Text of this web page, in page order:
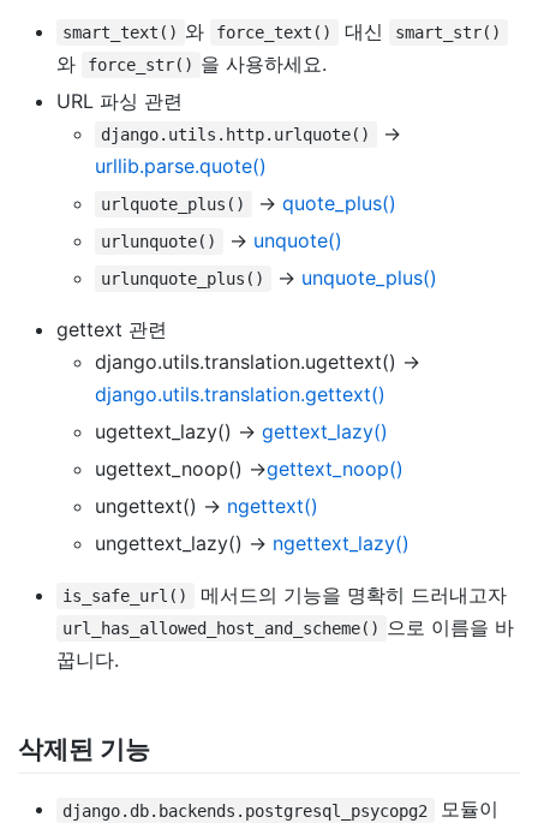
smart_text() 와 force_text() 대신 smart_str()
와 force_str() 을 사용하세요.
URL 파싱 관련
django.utils.http.urlquote()
->
urllib.parse.quote()
urlquote_plus() -> quote_plus()
urlunquote() -> unquote()
urlunquote_plus() -> unquote_plus()
gettext 관련
django.utils.translation.ugettext() ->
django.utils.translation.gettext()
ugettext_lazy() -> gettext_lazy()
ugettext_noop() ->gettext_noop()
ungettext() -> ngettext()
ungettext_lazy() -> ngettext_lazy()
is_safe_url() 메서드의 기능을 명확히 드러내고자
url_has_allowed_host_and_scheme()
으로 이름을 바
꿉니다.
삭제된 기능
django.db.backends.postgresql_psycopg2
모듈이